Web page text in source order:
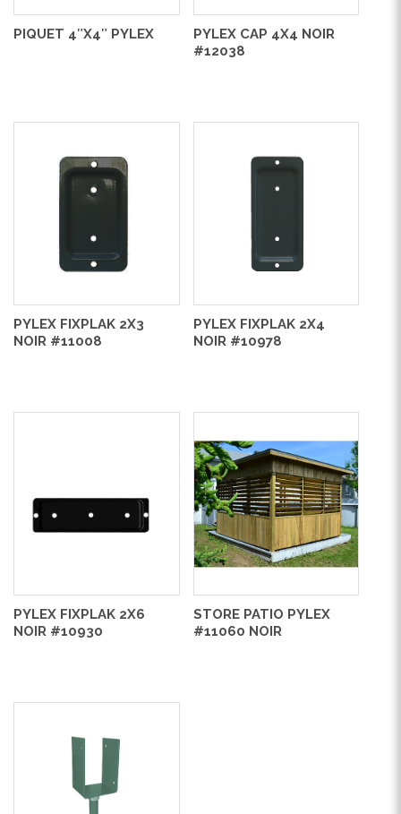
PIQUET 4″X4″ PYLEX
PYLEX CAP 4X4 NOIR
#12038
PYLEX FIXPLAK 2X3
NOIR #11008
PYLEX FIXPLAK 2X4
NOIR #10978
PYLEX FIXPLAK 2X6
NOIR #10930
STORE PATIO PYLEX
#11060 NOIR